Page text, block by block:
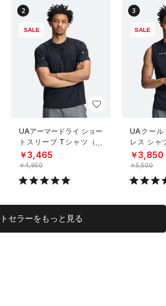
2
SALE
UAアーマードライ ショー
トスリーブ Tシャツ（ト
レーニング/MEN）
￥3,465
￥4,950
3
SALE
UAクール
レス シャ
グ/MEN）
￥3,850
￥5,500
セラーをもっと見る